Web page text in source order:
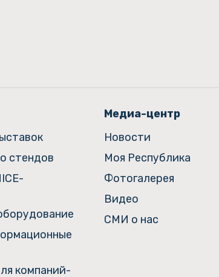
стендов
компаний-
Медиа-центр
Новости
Моя Республика
Фотогалерея
Видео
СМИ о нас